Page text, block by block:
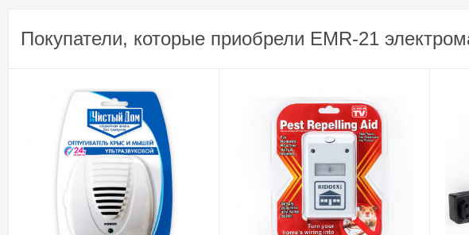
Покупатели, которые приобрели EMR-21